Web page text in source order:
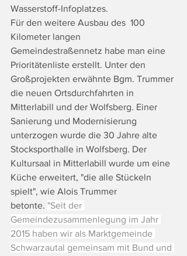
Wasserstoff-Infoplatzes.
Für den weitere Ausbau des  100
Kilometer langen
Gemeindestraßennetz habe man eine
Prioritätenliste erstellt. Unter den
Großprojekten erwähnte Bgm. Trummer
die neuen Ortsdurchfahrten in
Mitterlabill und der Wolfsberg. Einer
Sanierung und Modernisierung
unterzogen wurde die 30 Jahre alte
Stocksporthalle in Wolfsberg. Der
Kultursaal in Mitterlabill wurde um eine
Küche erweitert, "die alle Stückeln
spielt", wie Alois Trummer
betonte. "Seit der
Gemeindezusammenlegung im Jahr
2015 haben wir als Marktgemeinde
Schwarzautal gemeinsam mit Bund und